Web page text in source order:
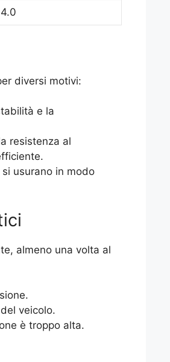
4.0
diversi motivi:
e la
resistenza al
usurano in modo
almeno una volta al
veicolo.
è troppo alta.